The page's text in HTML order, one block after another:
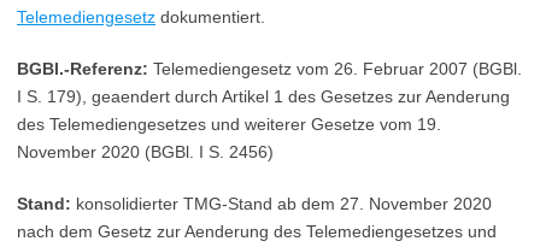
Telemediengesetz dokumentiert.
BGBl.-Referenz: Telemediengesetz vom 26. Februar 2007 (BGBl.
I S. 179), geaendert durch Artikel 1 des Gesetzes zur Aenderung
des Telemediengesetzes und weiterer Gesetze vom 19.
November 2020 (BGBl. I S. 2456)
Stand: konsolidierter TMG-Stand ab dem 27. November 2020
nach dem Gesetz zur Aenderung des Telemediengesetzes und